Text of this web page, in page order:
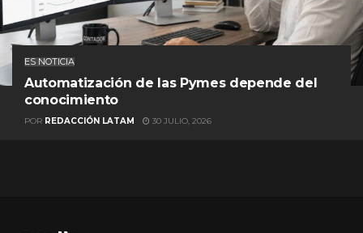
ES NOTICIA
Automatización de las Pymes depende del
conocimiento
POR REDACCIÓN LATAM 30 JULIO, 2026